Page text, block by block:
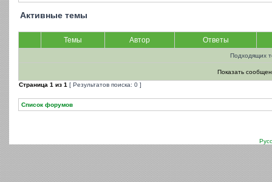
Активные темы
Темы Автор Ответы
Подходящих
Показать
Страница 1 из 1 [ Результатов поиска: 0 ]
Список форумов